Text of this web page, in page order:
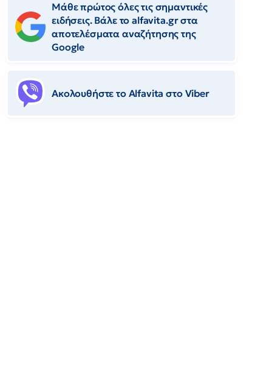
Μάθε πρώτος όλες τις σημαντικές
ειδήσεις. Βάλε το alfavita.gr στα
αποτελέσματα αναζήτησης της
Google
Ακολουθήστε το Αlfavita στο Viber